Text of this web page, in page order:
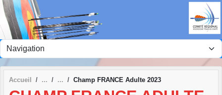
Accueil Champ FRANCE Adulte 2023
Panneau de gestion des cookies